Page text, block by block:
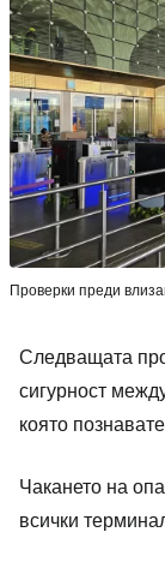
Проверки преди
Следващата
сигурност
която
Чакането на
всички